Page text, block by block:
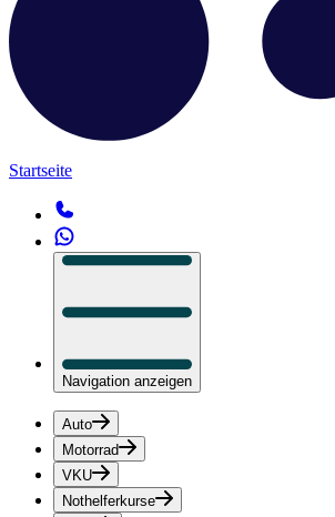
Startseite
Navigation anzeigen
Auto
Motorrad
VKU
Nothelferkurse